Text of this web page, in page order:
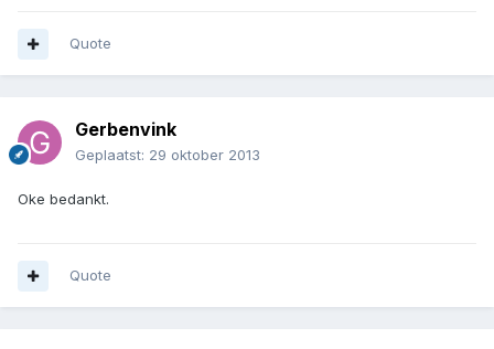
Quote
Gerbenvink
Geplaatst: 29 oktober 2013
Oke bedankt.
Quote